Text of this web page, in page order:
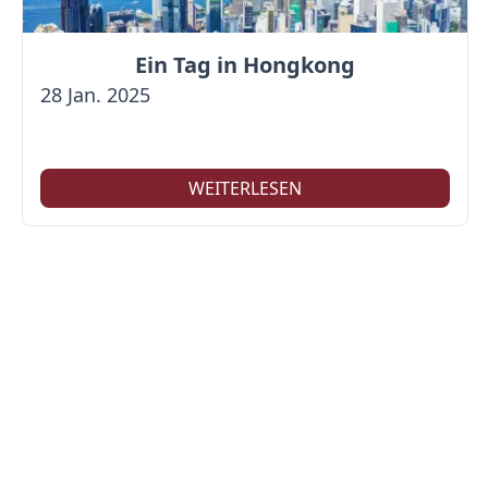
Ein Tag in Hongkong
28 Jan. 2025
WEITERLESEN